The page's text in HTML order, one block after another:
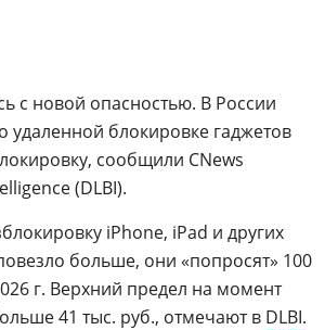
с новой опасностью. В России
блокировке гаджетов
сообщили CNews
(DLBI).
iPhone, iPad и других
больше, они «попросят» 100
г. Верхний предел на момент
41 тыс. руб., отмечают в DLBI.